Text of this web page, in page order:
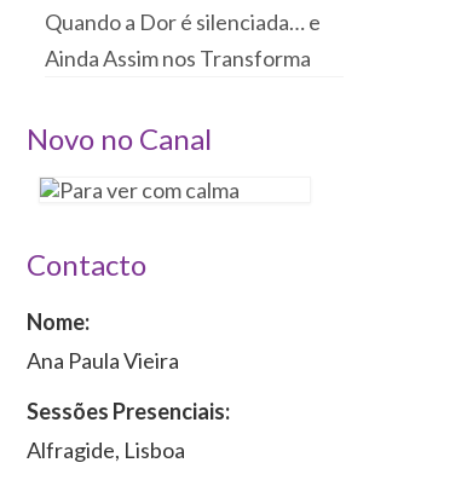
Quando a Dor é silenciada… e
Ainda Assim nos Transforma
Novo no Canal
Contacto
Nome:
Ana Paula Vieira
Sessões Presenciais:
Alfragide, Lisboa